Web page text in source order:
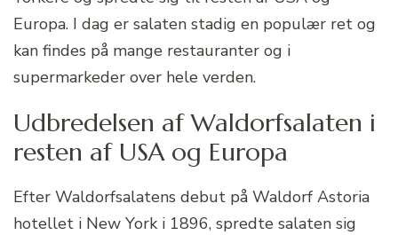
Europa. I dag er salaten stadig en populær ret og
kan findes på mange restauranter og i
supermarkeder over hele verden.
Udbredelsen af Waldorfsalaten i
resten af USA og Europa
Efter Waldorfsalatens debut på Waldorf Astoria
hotellet i New York i 1896, spredte salaten sig